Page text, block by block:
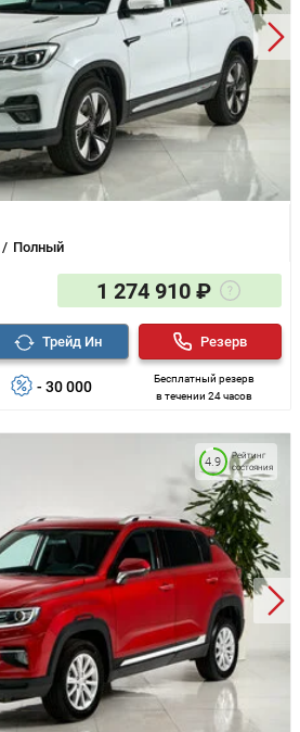
Полный
1 274 910 ₽
- 30 000
Трейд Ин
Бесплатный резерв
в течении 24 часов
Резерв
Рейтинг
состояния
4.9